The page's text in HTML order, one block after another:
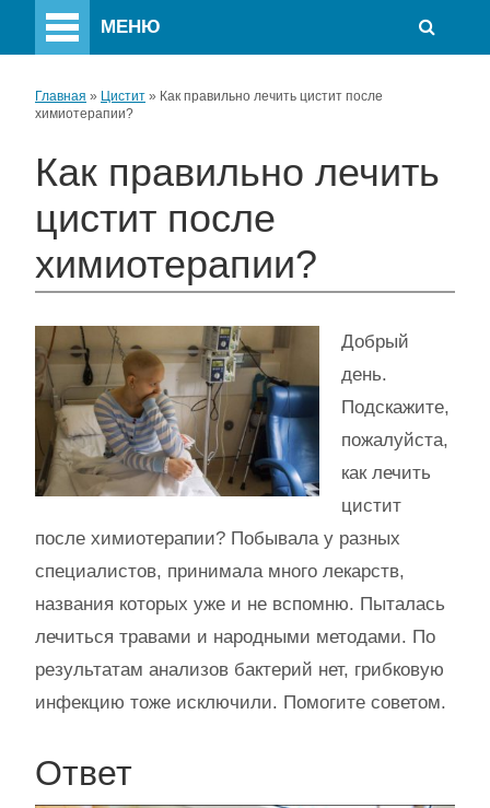
МЕНЮ
Главная » Цистит » Как правильно лечить цистит после
химиотерапии?
Как правильно лечить
цистит после
химиотерапии?
Добрый
день.
Подскажите,
пожалуйста,
как лечить
цистит
после химиотерапии? Побывала у разных
специалистов, принимала много лекарств,
названия которых уже и не вспомню. Пыталась
лечиться травами и народными методами. По
результатам анализов бактерий нет, грибковую
инфекцию тоже исключили. Помогите советом.
Ответ